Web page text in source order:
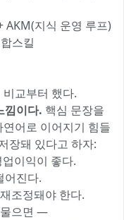
AKM(지식 운영 루프)
스킬
교부터 했다.
낌이다. 핵심 문장을
어로 이어지기 힘들
장돼 있다고 하자:
이익이 좋다.
어진다.
조정돼야 한다.
물으면 —